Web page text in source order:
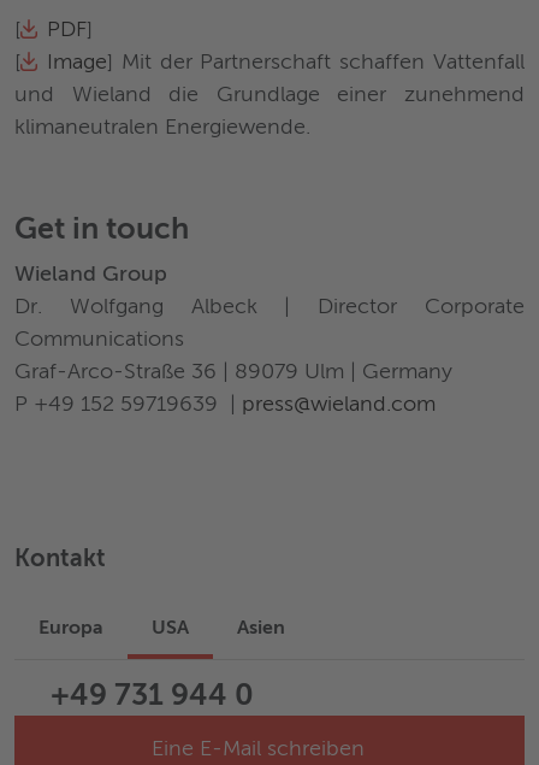
[ PDF]
[
Image] Mit der Partnerschaft schaffen Vattenfall
und Wieland die Grundlage einer zunehmend
klimaneutralen Energiewende.
Get in touch
Wieland Group
Dr. Wolfgang Albeck | Director Corporate
Communications
Graf-Arco-Straße 36 | 89079 Ulm | Germany
P +49 152 59719639 | press@wieland.com
Kontakt
Europa USA Asien
+49 731 944 0
Eine E-Mail schreiben